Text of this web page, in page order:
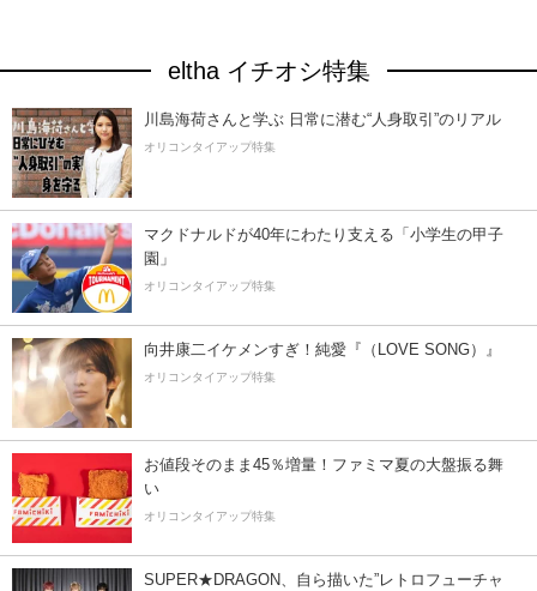
eltha イチオシ特集
川島海荷さんと学ぶ 日常に潜む“人身取引”のリアル
オリコンタイアップ特集
マクドナルドが40年にわたり支える「小学生の甲子
園」
オリコンタイアップ特集
向井康二イケメンすぎ！純愛『（LOVE SONG）』
オリコンタイアップ特集
お値段そのまま45％増量！ファミマ夏の大盤振る舞
い
オリコンタイアップ特集
SUPER★DRAGON、自ら描いた”レトロフューチャ